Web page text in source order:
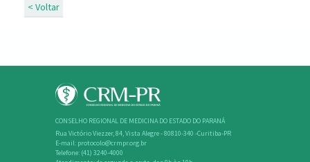
< Voltar
CONSELHO REGIONAL DE MEDICINA DO ESTADO DO PARANÁ
Rua Victório Viezzer, 84, Vista Alegre - 80810-340 -Curitiba-PR
E-mail: protocolo@crmpr.org.br
Telefone: (41) 3240-4000